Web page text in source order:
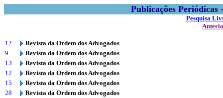
Publicações
Pesquisa
12
Revista da Ordem dos Advogados
9
Revista da Ordem dos Advogados
13
Revista da Ordem dos Advogados
12
Revista da Ordem dos Advogados
15
Revista da Ordem dos Advogados
28
Revista da Ordem dos Advogados